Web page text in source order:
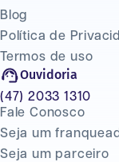
Blog
Política de
Termos de uso
Ouvidoria
(47) 2033 1310
Fale Conosco
Seja um
Seja um parceiro